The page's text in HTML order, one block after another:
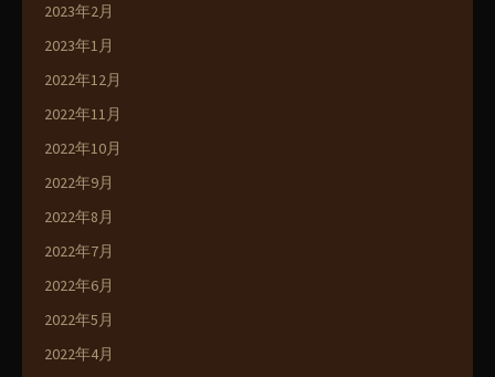
2023年2月
2023年1月
2022年12月
2022年11月
2022年10月
2022年9月
2022年8月
2022年7月
2022年6月
2022年5月
2022年4月